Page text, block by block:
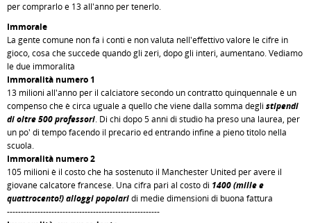
per comprarlo e 13 all'anno per tenerlo.
Immorale
La gente comune non fa i conti e non valuta nell'effettivo valore le cifre in
gioco, cosa che succede quando gli zeri, dopo gli interi, aumentano. Vediamo
le due immoralità
Immoralità numero 1
13 milioni all'anno per il calciatore secondo un contratto quinquennale è un
compenso che è circa uguale a quello che viene dalla somma degli stipendi
di oltre 500 professori. Di chi dopo 5 anni di studio ha preso una laurea, per
un po' di tempo facendo il precario ed entrando infine a pieno titolo nella
scuola.
Immoralità numero 2
105 milioni è il costo che ha sostenuto il Manchester United per avere il
giovane calcatore francese. Una cifra pari al costo di 1400 (mille e
quattrocento!) alloggi popolaridi medie dimensioni di buona fattura
-------------------------------------------------------